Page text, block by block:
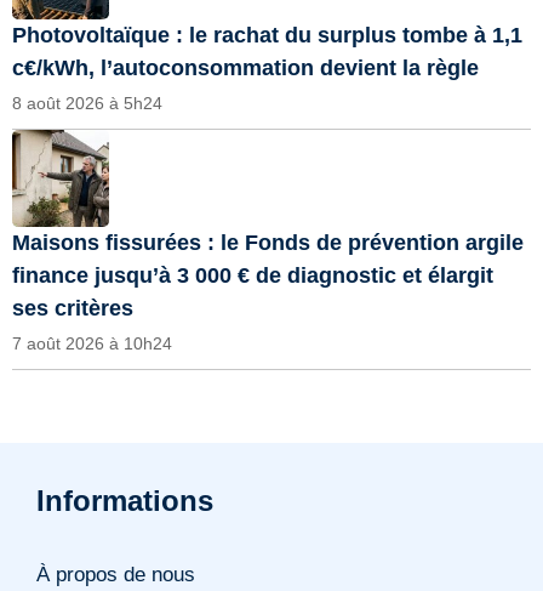
Photovoltaïque : le rachat du surplus tombe à 1,1
c€/kWh, l’autoconsommation devient la règle
8 août 2026 à 5h24
Maisons fissurées : le Fonds de prévention argile
finance jusqu’à 3 000 € de diagnostic et élargit
ses critères
7 août 2026 à 10h24
Informations
À propos de nous